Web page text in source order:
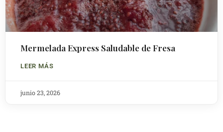
Mermelada Express Saludable de Fresa
LEER MÁS
junio 23, 2026